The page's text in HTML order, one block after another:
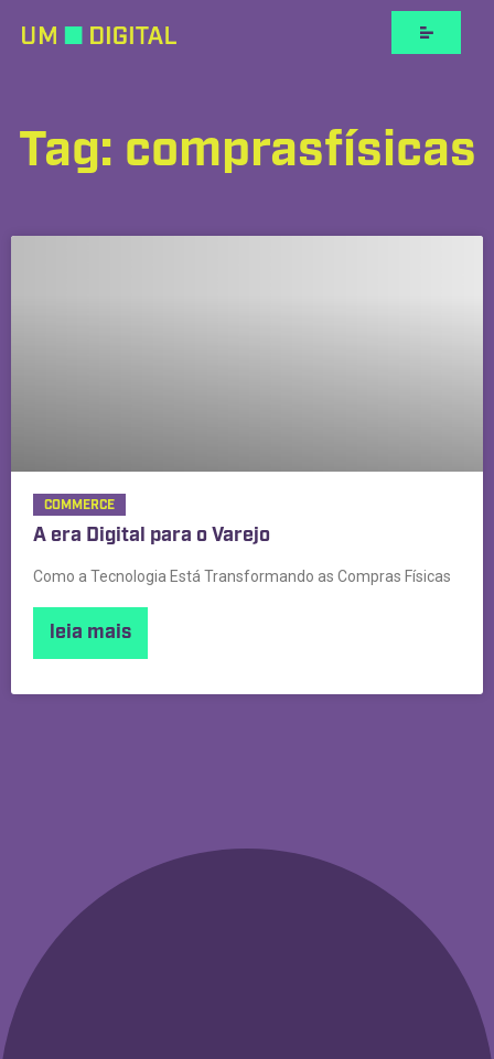
Tag: comprasfísicas
COMMERCE
A era Digital para o Varejo
Como a Tecnologia Está Transformando as Compras Físicas
leia mais